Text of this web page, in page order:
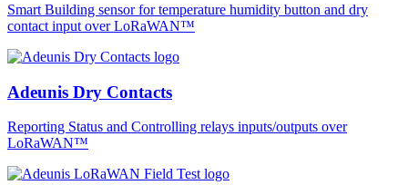
Smart Building sensor for temperature humidity button and dry
contact input over LoRaWAN™
Adeunis Dry Contacts
Reporting Status and Controlling relays inputs/outputs over
LoRaWAN™